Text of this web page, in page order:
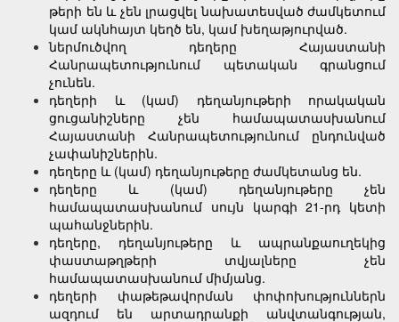
թերի են և չեն լրացվել նախատեսված ժամկետում
կամ ակնհայտ կեղծ են, կամ խեղաթյուրված.
ներմուծվող դեղերը Հայաստանի
Հանրապետությունում պետական գրանցում
չունեն.
դեղերի և (կամ) դեղանյութերի որակական
ցուցանիշները չեն համապատասխանում
Հայաստանի Հանրապետությունում ընդունված
չափանիշներին.
դեղերը և (կամ) դեղանյութերը ժամկետանց են.
դեղերը և (կամ) դեղանյութերը չեն
համապատասխանում սույն կարգի 21-րդ կետի
պահանջներին.
դեղերը, դեղանյութերը և ապրանքաուղեկից
փաստաթղթերի տվյալները չեն
համապատասխանում միմյանց.
դեղերի փաթեթավորման փոփոխություններն
ազդում են արտադրանքի անվտանգության,